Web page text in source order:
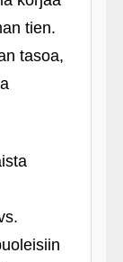
tien.
tasoa,